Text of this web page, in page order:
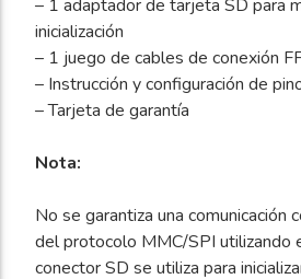
– 1 adaptador de tarjeta SD para
inicialización
– 1 juego de cables de conexión
– Instrucción y configuración de
– Tarjeta de garantía
Nota:
No se garantiza una comunicación
del protocolo MMC/SPI utilizando
conector SD se utiliza para